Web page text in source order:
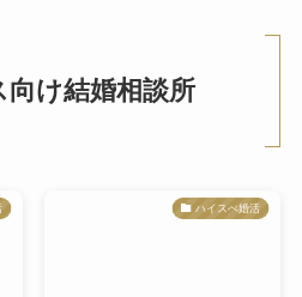
け結婚相談所
ハイスぺ婚活